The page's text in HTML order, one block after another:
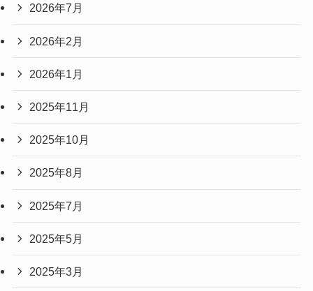
2026年7月
2026年2月
2026年1月
2025年11月
2025年10月
2025年8月
2025年7月
2025年5月
2025年3月